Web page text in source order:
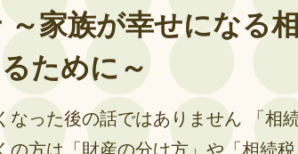
～家族が幸せになる相
ために～
なった後の話ではありません 「相続
の方は「財産の分け方」や「相続税